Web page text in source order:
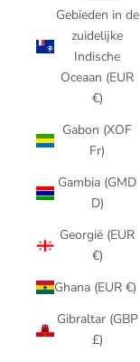
Gebieden in de
zuidelijke
Indische
Oceaan (EUR
€)
Gabon (XOF
Fr)
Gambia (GMD
D)
Georgië (EUR
€)
Ghana (EUR €)
Gibraltar (GBP
£)